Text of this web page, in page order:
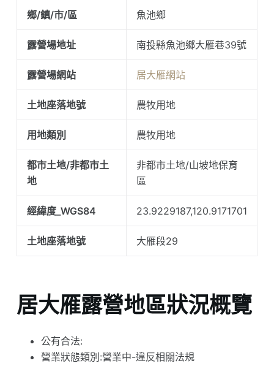
鄉/鎮/市/區 魚池鄉
露營場地址 南投縣魚池鄉大雁巷39號
露營場網站 居大雁網站
土地座落地號 農牧用地
用地類別 農牧用地
都市土地/非都市土
地
非都市土地/山坡地保育
區
經緯度_WGS84 23.9229187,120.9171701
土地座落地號 大雁段29
居大雁露營地區狀況概覽
公有合法:
營業狀態類別:營業中-違反相關法規